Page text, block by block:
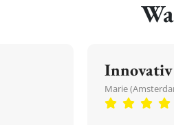
Innovativ
Marie